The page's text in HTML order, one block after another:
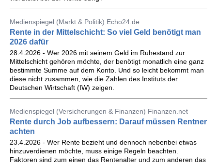
Medienspiegel (Markt & Politik) Echo24.de
Rente in der Mittelschicht: So viel Geld benötigt man
2026 dafür
28.4.2026 - Wer 2026 mit seinem Geld im Ruhestand zur
Mittelschicht gehören möchte, der benötigt monatlich eine ganz
bestimmte Summe auf dem Konto. Und so leicht bekommt man
diese nicht zusammen, wie die Zahlen des Instituts der
Deutschen Wirtschaft (IW) zeigen.
Medienspiegel (Versicherungen & Finanzen) Finanzen.net
Rente durch Job aufbessern: Darauf müssen Rentner
achten
23.4.2026 - Wer Rente bezieht und dennoch nebenbei etwas
hinzuverdienen möchte, muss einige Regeln beachten.
Faktoren sind zum einen das Rentenalter und zum anderen das